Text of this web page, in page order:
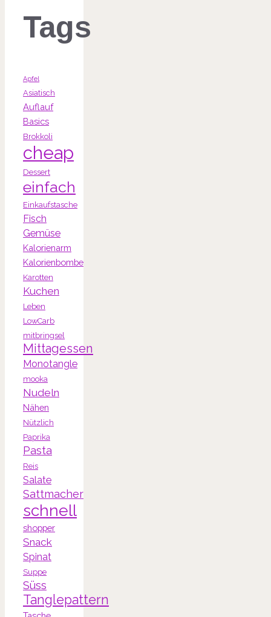
Tags
Apfel
Asiatisch
Auflauf
Basics
Brokkoli
cheap
Dessert
einfach
Einkaufstasche
Fisch
Gemüse
Kalorienarm
Kalorienbombe
Karotten
Kuchen
Leben
LowCarb
mitbringsel
Mittagessen
Monotangle
mooka
Nudeln
Nähen
Nützlich
Paprika
Pasta
Reis
Salate
Sattmacher
schnell
shopper
Snack
Spinat
Suppe
Süss
Tanglepattern